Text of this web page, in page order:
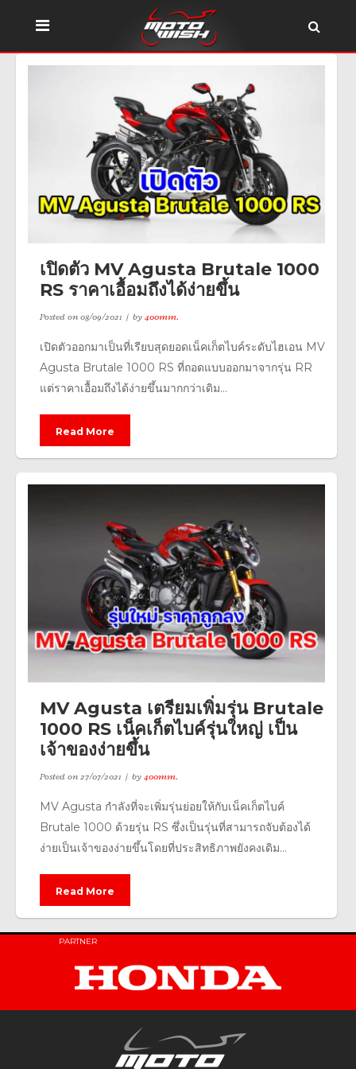
เปิดตัว MV Agusta Brutale 1000
RS ราคาเอื้อมถึงได้ง่ายขึ้น
Posted on08/09/2021 by400mm.
เปิดตัวออกมาเป็นที่เรียบสุดยอดเน็คเก็ตไบค์ระดับไฮเอน MV
Agusta Brutale 1000 RS ที่ถอดแบบออกมาจากรุ่น RR
แต่ราคาเอื้อมถึงได้ง่ายขึ้นมากกว่าเดิม...
Read More
MV Agusta เตรียมเพิ่มรุ่น Brutale
1000 RS เน็คเก็ตไบค์รุ่นใหญ่ เป็น
เจ้าของง่ายขึ้น
Posted on27/07/2021 by400mm.
MV Agusta กำลังที่จะเพิ่มรุ่นย่อยให้กับเน็คเก็ตไบค์
Brutale 1000 ด้วยรุ่น RS ซึ่งเป็นรุ่นที่สามารถจับต้องได้
ง่ายเป็นเจ้าของง่ายขึ้นโดยที่ประสิทธิภาพยังคงเดิม...
Read More
PARTNER